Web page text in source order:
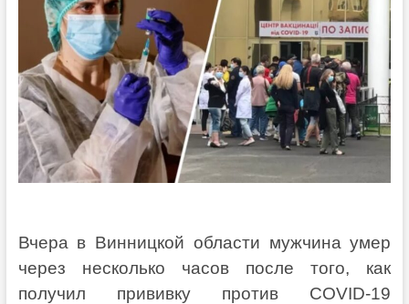
Вчера в Винницкой области мужчина умер
через несколько часов после того, как
получил прививку против COVID-19